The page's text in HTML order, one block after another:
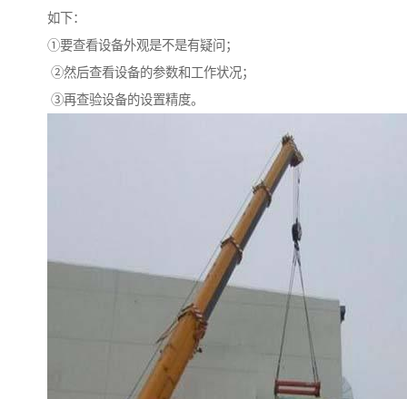
如下：
①要查看设备外观是不是有疑问；
②然后查看设备的参数和工作状况；
③再查验设备的设置精度。